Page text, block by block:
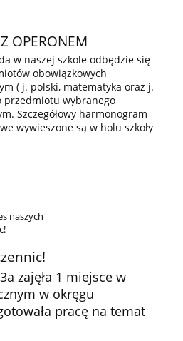
OPERONEM
w naszej szkole odbędzie się
obowiązkowych
( j. polski, matematyka oraz j.
przedmiotu wybranego
Szczegółowy harmonogram
wywieszone są w holu szkoły
zajęła 1 miejsce w
w okręgu
pracę na temat